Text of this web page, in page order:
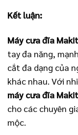
Kết luận:
Máy cưa đĩa
tay đa năng,
cắt đa dạng của
khác nhau. Với
máy cưa đĩa
cho các chuyên
mộc.